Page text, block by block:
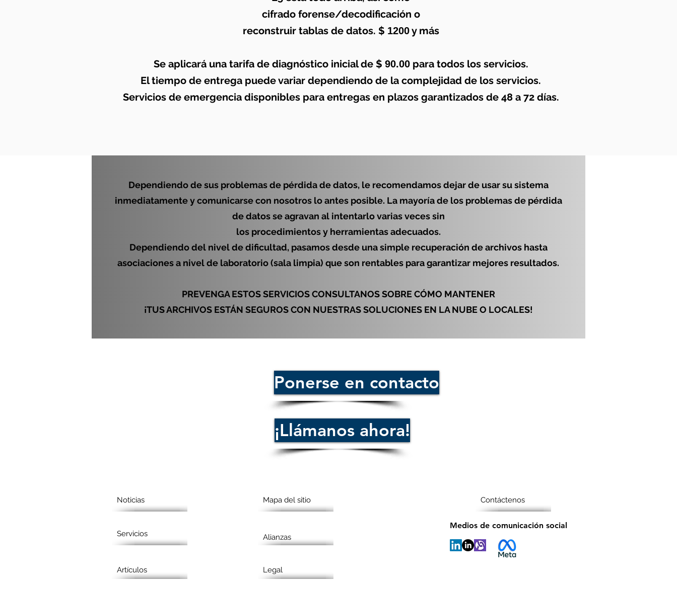
Dependiendo de sus problemas de pérdida de datos, le recomendamos dejar de usar su sistema
inmediatamente y comunicarse con nosotros lo antes posible. La mayoría de los problemas de pérdida
de datos se agravan al intentarlo varias veces sin
los procedimientos y herramientas adecuados.
Dependiendo del nivel de dificultad, pasamos desde una simple recuperación de archivos hasta
asociaciones a nivel de laboratorio (sala limpia) que son rentables para garantizar mejores resultados.
PREVENGA ESTOS SERVICIOS CONSULTANOS SOBRE CÓMO MANTENER
¡TUS ARCHIVOS ESTÁN SEGUROS CON NUESTRAS SOLUCIONES EN LA NUBE O LOCALES!
cifrado forense/decodificación o
reconstruir tablas de datos. $ 1200y más
Se aplicará una tarifa de diagnóstico inicial de $ 90.00para todos los servicios.
El tiempo de entrega puede variar dependiendo de la complejidad de los servicios.
Servicios de emergencia disponibles para entregas en plazos garantizados de 48 a 72 días.
Ponerse en contacto
¡Llámanos ahora!
Noticias
Servicios
Mapa del sitio
Alianzas
Legal
Artículos
Contáctenos
Medios de comunicación social